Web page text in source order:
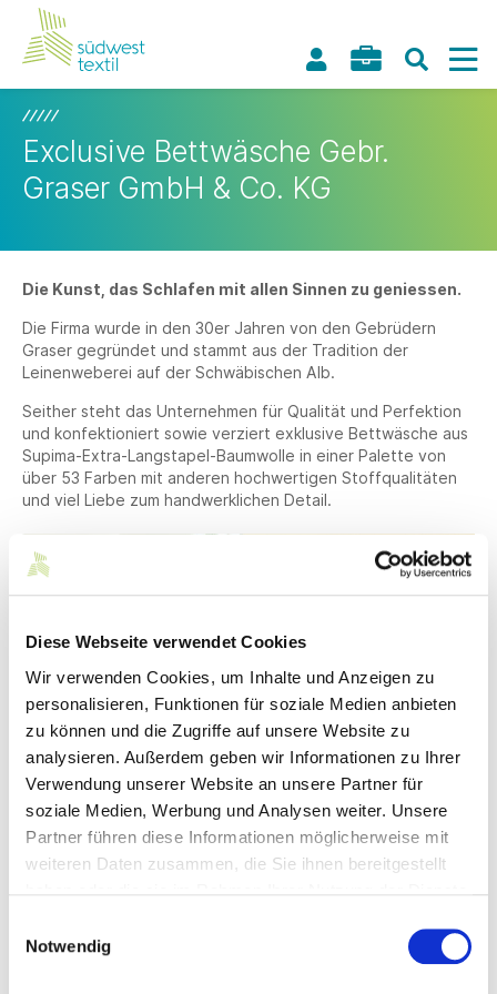
Diese Webseite verwendet Cookies
Wir verwenden Cookies, um Inhalte und Anzeigen zu
personalisieren, Funktionen für soziale Medien anbieten
zu können und die Zugriffe auf unsere Website zu
analysieren. Außerdem geben wir Informationen zu Ihrer
Verwendung unserer Website an unsere Partner für
soziale Medien, Werbung und Analysen weiter. Unsere
Partner führen diese Informationen möglicherweise mit
weiteren Daten zusammen, die Sie ihnen bereitgestellt
Notwendig
Exclusive Bettwäsche Gebr.
Graser GmbH & Co. KG
Die Kunst, das Schlafen mit allen Sinnen zu geniessen.
Die Firma wurde in den 30er Jahren von den Gebrüdern
Graser gegründet und stammt aus der Tradition der
Leinenweberei auf der Schwäbischen Alb.
Seither steht das Unternehmen für Qualität und Perfektion
und konfektioniert sowie verziert exklusive Bettwäsche aus
Supima-Extra-Langstapel-Baumwolle in einer Palette von
über 53 Farben mit anderen hochwertigen Stoffqualitäten
und viel Liebe zum handwerklichen Detail.
Exclusive Bettwäsche Gebr. Graser GmbH & Co.